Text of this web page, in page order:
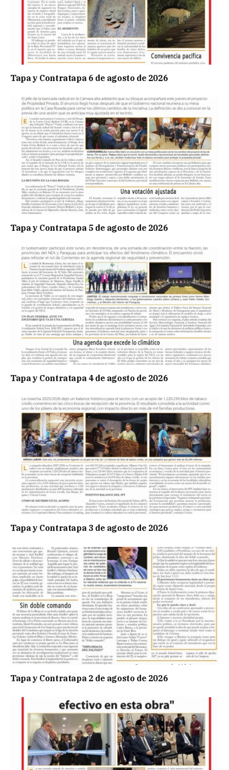
Tapa y Contratapa 6 de agosto de 2026
Tapa y Contratapa 5 de agosto de 2026
Tapa y Contratapa 4 de agosto de 2026
Tapa y Contratapa 3 de agosto de 2026
Tapa y Contratapa 2 de agosto de 2026